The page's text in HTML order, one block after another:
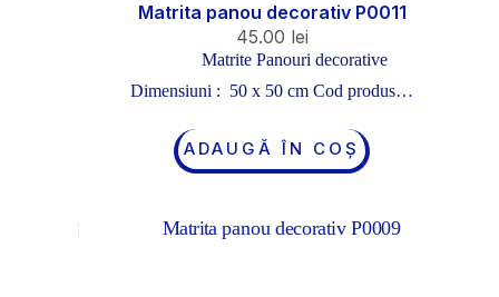
Matrita panou decorativ P0011
45.00 lei
Matrite Panouri decorative
Dimensiuni : 50 x 50 cm Cod produs…
ADAUGĂ ÎN COȘ